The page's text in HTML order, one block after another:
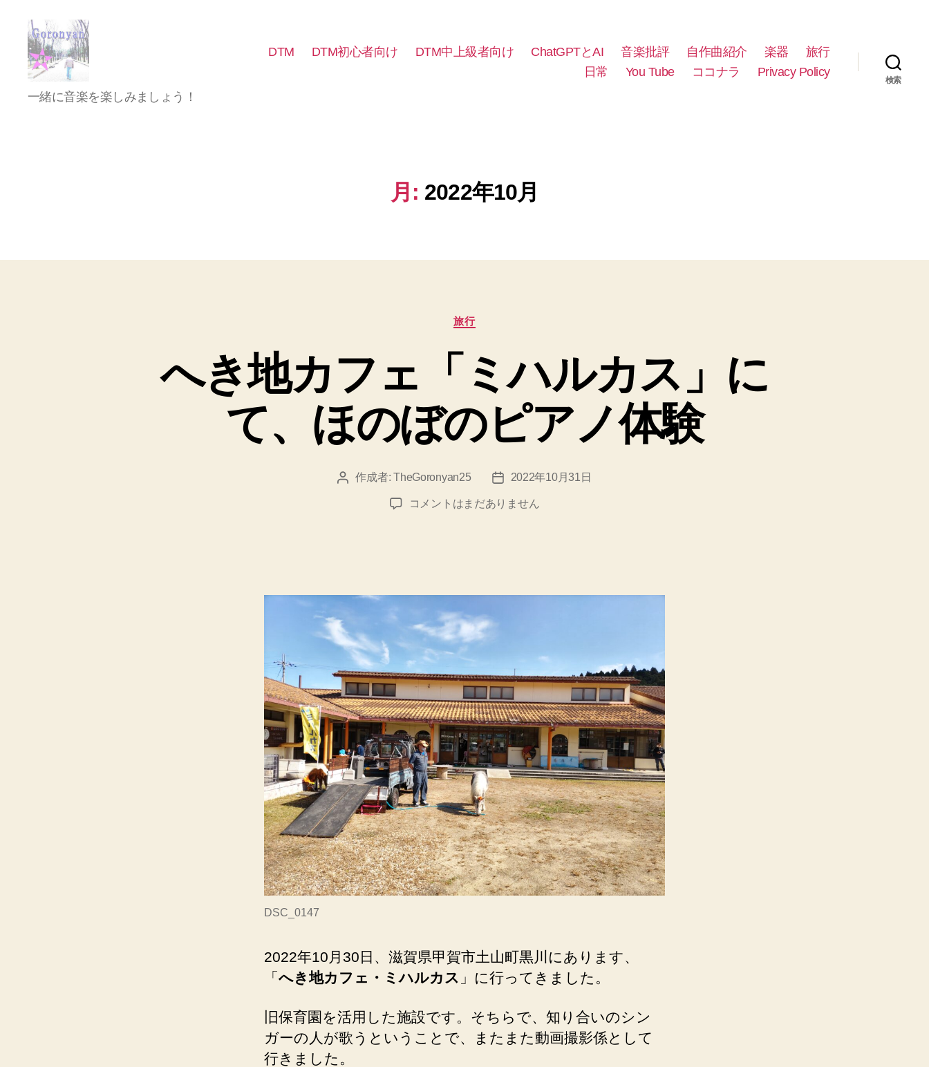
Goronyan
一緒に音楽を楽しみましょう！
DTM DTM初心者向け DTM中上級者向け ChatGPTとAI 音楽批評 自作曲紹介 楽器
旅行
日常
You Tube ココナラ Privacy Policy
検索
月: 2022年10月
カ
テ
ー
旅行
へき地カフェ「ミハルカス」に
て、ほのぼのピアノ体験
投
作成者: TheGoronyan25
投
日
2022年10月31日
へ
ス」
に
て、
ほ
の
ぼ
の
ピ
ア
ノ
体
験
へ
の
コメントはまだありません
DSC_0147
2022年10月30日、滋賀県甲賀市土山町黒川にあります、
「 へき地カフェ・ミハルカス 」に行ってきました。
旧保育園を活用した施設です。そちらで、知り合いのシン
ガーの人が歌うということで、またまた動画撮影係として
行きました。